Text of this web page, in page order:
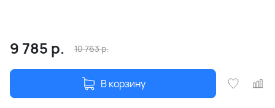
9 785 р. 10 763р.
В корзину